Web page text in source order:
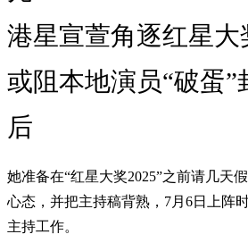
港星宣萱角逐红星大
或阻本地演员“破蛋”
后
她准备在“红星大奖2025”之前请几天
心态，并把主持稿背熟，7月6日上阵
主持工作。